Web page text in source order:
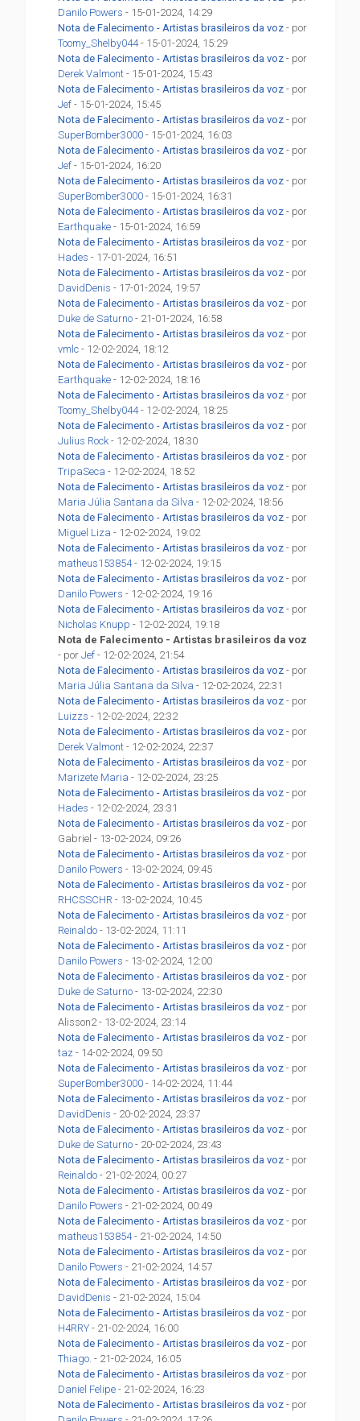
Danilo Powers - 15-01-2024, 14:29
Nota de Falecimento - Artistas brasileiros da voz - por
Toomy_Shelby044- 15-01-2024, 15:29
Nota de Falecimento - Artistas brasileiros da voz - por
Derek Valmont - 15-01-2024, 15:43
Nota de Falecimento - Artistas brasileiros da voz - por
Jef - 15-01-2024, 15:45
Nota de Falecimento - Artistas brasileiros da voz - por
SuperBomber3000 - 15-01-2024, 16:03
Nota de Falecimento - Artistas brasileiros da voz - por
Jef - 15-01-2024, 16:20
Nota de Falecimento - Artistas brasileiros da voz - por
SuperBomber3000 - 15-01-2024, 16:31
Nota de Falecimento - Artistas brasileiros da voz - por
Earthquake - 15-01-2024, 16:59
Nota de Falecimento - Artistas brasileiros da voz - por
Hades - 17-01-2024, 16:51
Nota de Falecimento - Artistas brasileiros da voz - por
DavidDenis - 17-01-2024, 19:57
Nota de Falecimento - Artistas brasileiros da voz - por
Duke de Saturno - 21-01-2024, 16:58
Nota de Falecimento - Artistas brasileiros da voz - por
vmlc - 12-02-2024, 18:12
Nota de Falecimento - Artistas brasileiros da voz - por
Earthquake - 12-02-2024, 18:16
Nota de Falecimento - Artistas brasileiros da voz - por
Toomy_Shelby044- 12-02-2024, 18:25
Nota de Falecimento - Artistas brasileiros da voz - por
Julius Rock- 12-02-2024, 18:30
Nota de Falecimento - Artistas brasileiros da voz - por
TripaSeca - 12-02-2024, 18:52
Nota de Falecimento - Artistas brasileiros da voz - por
Maria Júlia Santana da Silva - 12-02-2024, 18:56
Nota de Falecimento - Artistas brasileiros da voz - por
Miguel Liza - 12-02-2024, 19:02
Nota de Falecimento - Artistas brasileiros da voz - por
matheus153854- 12-02-2024, 19:15
Nota de Falecimento - Artistas brasileiros da voz - por
Danilo Powers - 12-02-2024, 19:16
Nota de Falecimento - Artistas brasileiros da voz - por
Nicholas Knupp - 12-02-2024, 19:18
Nota de Falecimento - Artistas brasileiros da voz
- porJef - 12-02-2024, 21:54
Nota de Falecimento - Artistas brasileiros da voz - por
Maria Júlia Santana da Silva - 12-02-2024, 22:31
Nota de Falecimento - Artistas brasileiros da voz - por
Luizzs - 12-02-2024, 22:32
Nota de Falecimento - Artistas brasileiros da voz - por
Derek Valmont - 12-02-2024, 22:37
Nota de Falecimento - Artistas brasileiros da voz - por
Marizete Maria - 12-02-2024, 23:25
Nota de Falecimento - Artistas brasileiros da voz - por
Hades - 12-02-2024, 23:31
Nota de Falecimento - Artistas brasileiros da voz - por
Gabriel - 13-02-2024, 09:26
Nota de Falecimento - Artistas brasileiros da voz - por
Danilo Powers - 13-02-2024, 09:45
Nota de Falecimento - Artistas brasileiros da voz - por
RHCSSCHR - 13-02-2024, 10:45
Nota de Falecimento - Artistas brasileiros da voz - por
Reinaldo - 13-02-2024, 11:11
Nota de Falecimento - Artistas brasileiros da voz - por
Danilo Powers - 13-02-2024, 12:00
Nota de Falecimento - Artistas brasileiros da voz - por
Duke de Saturno - 13-02-2024, 22:30
Nota de Falecimento - Artistas brasileiros da voz - por
Alisson2 - 13-02-2024, 23:14
Nota de Falecimento - Artistas brasileiros da voz - por
taz - 14-02-2024, 09:50
Nota de Falecimento - Artistas brasileiros da voz - por
SuperBomber3000 - 14-02-2024, 11:44
Nota de Falecimento - Artistas brasileiros da voz - por
DavidDenis - 20-02-2024, 23:37
Nota de Falecimento - Artistas brasileiros da voz - por
Duke de Saturno - 20-02-2024, 23:43
Nota de Falecimento - Artistas brasileiros da voz - por
Reinaldo - 21-02-2024, 00:27
Nota de Falecimento - Artistas brasileiros da voz - por
Danilo Powers - 21-02-2024, 00:49
Nota de Falecimento - Artistas brasileiros da voz - por
matheus153854- 21-02-2024, 14:50
Nota de Falecimento - Artistas brasileiros da voz - por
Danilo Powers - 21-02-2024, 14:57
Nota de Falecimento - Artistas brasileiros da voz - por
DavidDenis - 21-02-2024, 15:04
Nota de Falecimento - Artistas brasileiros da voz - por
H4RRY - 21-02-2024, 16:00
Nota de Falecimento - Artistas brasileiros da voz - por
Thiago. - 21-02-2024, 16:05
Nota de Falecimento - Artistas brasileiros da voz - por
Daniel Felipe - 21-02-2024, 16:23
Nota de Falecimento - Artistas brasileiros da voz - por